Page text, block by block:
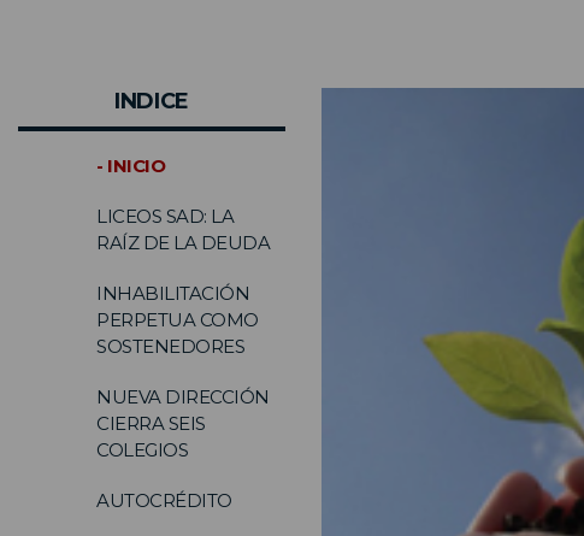
INDICE
- INICIO
LICEOS SAD: LA
RAÍZ DE LA DEUDA
INHABILITACIÓN
PERPETUA COMO
SOSTENEDORES
NUEVA DIRECCIÓN
CIERRA SEIS
COLEGIOS
AUTOCRÉDITO